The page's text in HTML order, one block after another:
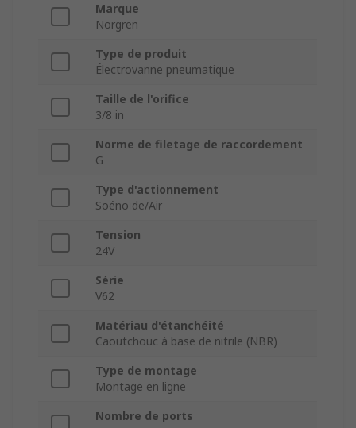
Marque
Norgren
Type de produit
Électrovanne pneumatique
Taille de l'orifice
3/8 in
Norme de filetage de raccordement
G
Type d'actionnement
Soénoïde/Air
Tension
24V
Série
V62
Matériau d'étanchéité
Caoutchouc à base de nitrile (NBR)
Type de montage
Montage en ligne
Nombre de ports